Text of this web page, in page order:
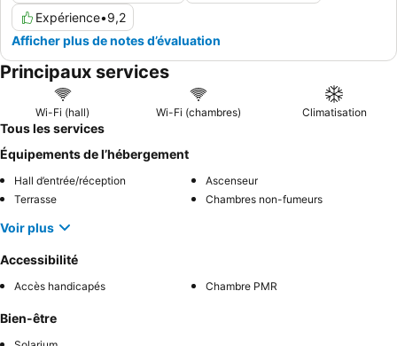
Expérience•9,2
Afficher plus de notes d’évaluation
Principaux services
Wi-Fi (hall) Wi-Fi (chambres) Climatisation
Tous les services
Équipements de l’hébergement
Hall d’entrée/réception
Ascenseur
Terrasse
Chambres non-fumeurs
Voir plus
Accessibilité
Accès handicapés Chambre PMR
Bien-être